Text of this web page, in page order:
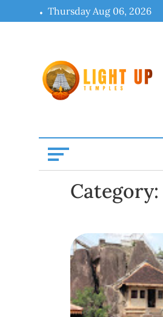
to
Thursday Aug 06, 2026
Category: